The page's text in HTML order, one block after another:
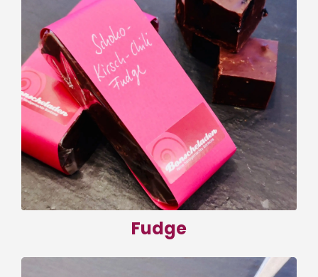
Fudge
Fudge
Hier finden Sie unsere leckeren, zarten
Weichkaramellen. Durch unsere spezielle
Rezeptur und das besondere
Herstellungsverfahren erhält der Fudge
seine besonders zarte Konsistenz.
zum Shop